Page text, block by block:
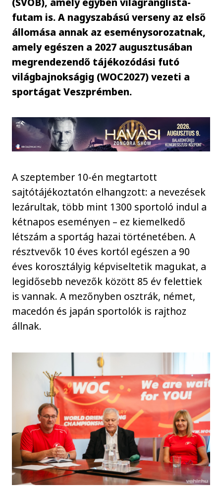
futam is. A nagyszabású verseny az első
állomása annak az eseménysorozatnak,
amely egészen a 2027 augusztusában
megrendezendő tájékozódási futó
világbajnokságig (WOC2027) vezeti a
sportágat Veszprémben.
A szeptember 10-én megtartott
sajtótájékoztatón elhangzott: a nevezések
lezárultak, több mint 1300 sportoló indul a
kétnapos eseményen – ez kiemelkedő
létszám a sportág hazai történetében. A
résztvevők 10 éves kortól egészen a 90
éves korosztályig képviseltetik magukat, a
legidősebb nevezők között 85 év felettiek
is vannak. A mezőnyben osztrák, német,
macedón és japán sportolók is rajthoz
állnak.